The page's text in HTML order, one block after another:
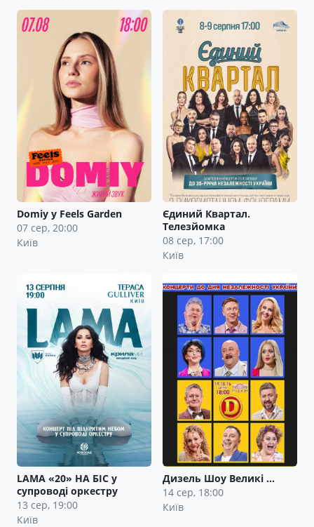
Domiy у Feels Garden
07 сер, 20:00
Київ
Єдиний Квартал.
Телезйомка
08 сер, 17:00
Київ
LAMA «20» НА БІС у
супроводі оркестру
13 сер, 19:00
Київ
Дизель Шоу Великі …
14 сер, 18:00
Київ